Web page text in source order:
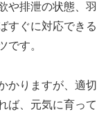
や排泄の状態、羽
すぐに対応できる
です。
かりますが、適切
ば、元気に育って